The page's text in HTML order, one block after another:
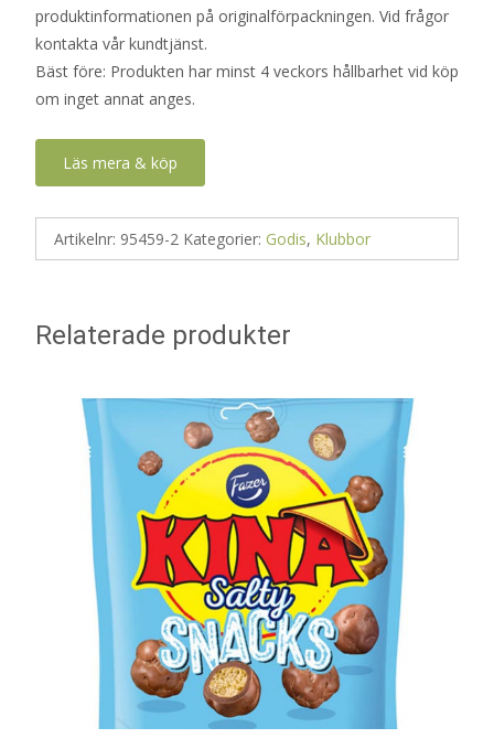
produktinformationen på originalförpackningen. Vid frågor
kontakta vår kundtjänst.
Bäst före: Produkten har minst 4 veckors hållbarhet vid köp
om inget annat anges.
Läs mera & köp
Artikelnr: 95459-2 Kategorier: Godis, Klubbor
Relaterade produkter